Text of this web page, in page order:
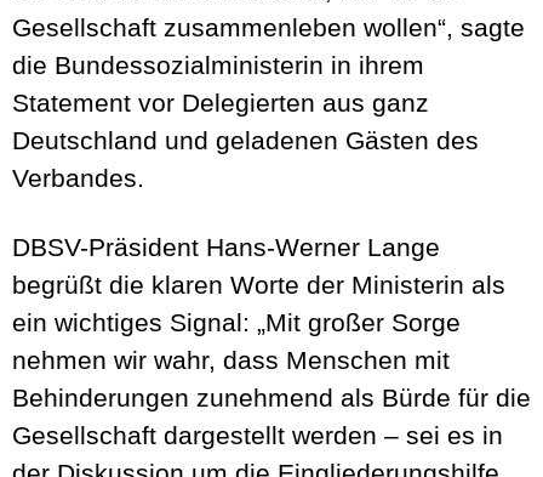
Gesellschaft zusammenleben wollen“, sagte
die Bundessozialministerin in ihrem
Statement vor Delegierten aus ganz
Deutschland und geladenen Gästen des
Verbandes.
DBSV-Präsident Hans-Werner Lange
begrüßt die klaren Worte der Ministerin als
ein wichtiges Signal: „Mit großer Sorge
nehmen wir wahr, dass Menschen mit
Behinderungen zunehmend als Bürde für die
Gesellschaft dargestellt werden – sei es in